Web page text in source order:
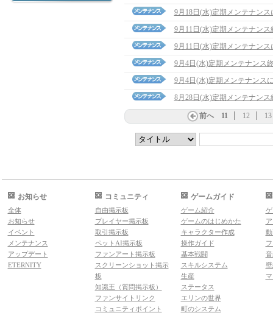
9月18日(水)定期メンテナンス
9月11日(水)定期メンテナン
9月11日(水)定期メンテナンス
9月4日(水)定期メンテナンス
9月4日(水)定期メンテナンス
8月28日(水)定期メンテナン
前へ 11 12 13
お知らせ
全体
お知らせ
イベント
メンテナンス
アップデート
ETERNITY
コミュニティ
自由掲示板
プレイヤー掲示板
取引掲示板
ペットAI掲示板
ファンアート掲示板
スクリーンショット掲示
板
知識王（質問掲示板）
ファンサイトリンク
コミュニティポイント
ゲームガイド
ゲーム紹介
ゲームのはじめかた
キャラクター作成
操作ガイド
基本戦闘
スキルシステム
生産
ステータス
エリンの世界
町のシステム